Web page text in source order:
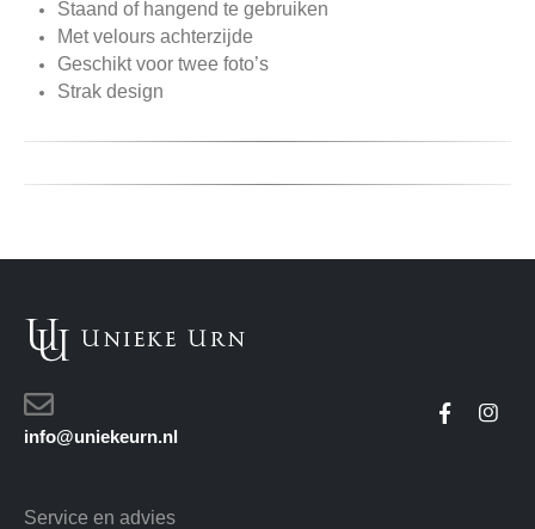
Staand of hangend te gebruiken
Met velours achterzijde
Geschikt voor twee foto’s
Strak design
info@uniekeurn.nl
Service en advies